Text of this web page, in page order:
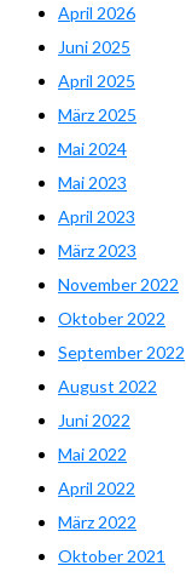
April 2026
Juni 2025
April 2025
März 2025
Mai 2024
Mai 2023
April 2023
März 2023
November 2022
Oktober 2022
September 2022
August 2022
Juni 2022
Mai 2022
April 2022
März 2022
Oktober 2021